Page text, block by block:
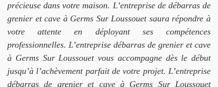
précieuse dans votre maison. L’entreprise de débarras de
grenier et cave à Germs Sur Loussouet saura répondre à
votre attente en déployant ses compétences
professionnelles. L’entreprise débarras de grenier et cave
à Germs Sur Loussouet vous accompagne dès le début
jusqu’à l’achèvement parfait de votre projet. L’entreprise
débarras de grenier et cave à Germs Sur Loussouet